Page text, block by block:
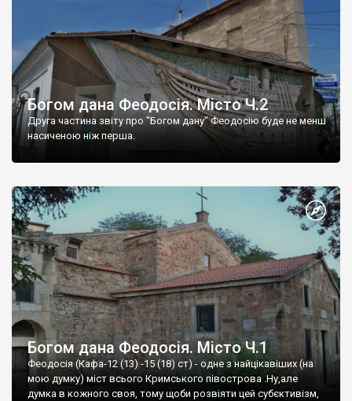
Богом дана Феодосія. Місто Ч.2
Друга частина звіту про "Богом дану" Феодосію буде не менш
насиченою ніж перша.
Богом дана Феодосія. Місто Ч.1
Феодосія (Кафа-12 (13) -15 (18) ст) - одне з найцікавіших (на
мою думку) міст всього Кримського півострова .Ну,але
думка в кожного своя, тому щоби розвіяти цей субєктивізм,